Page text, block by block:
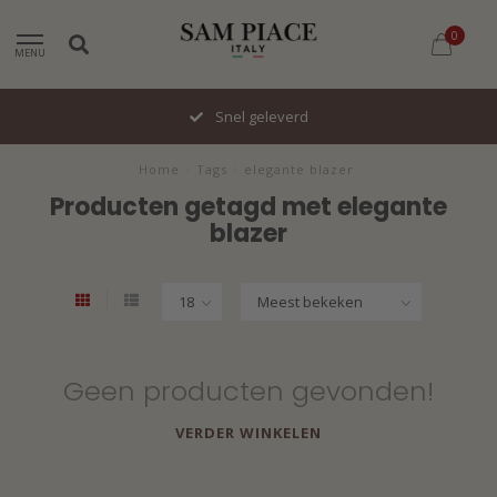
MENU
0
Snel geleverd
Home Tags elegante blazer
Producten getagd met elegante
blazer
Geen producten gevonden!
VERDER WINKELEN